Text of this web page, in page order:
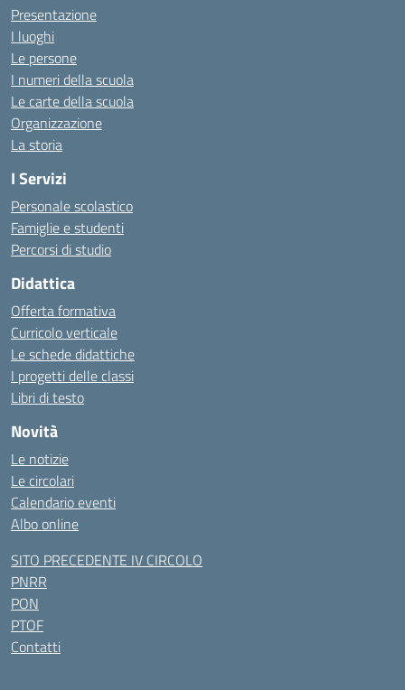
Presentazione
I luoghi
Le persone
I numeri della scuola
Le carte della scuola
Organizzazione
La storia
I Servizi
Personale scolastico
Famiglie e studenti
Percorsi di studio
Didattica
Offerta formativa
Curricolo verticale
Le schede didattiche
I progetti delle classi
Libri di testo
Novità
Le notizie
Le circolari
Calendario eventi
Albo online
SITO PRECEDENTE IV CIRCOLO
PNRR
PON
PTOF
Contatti